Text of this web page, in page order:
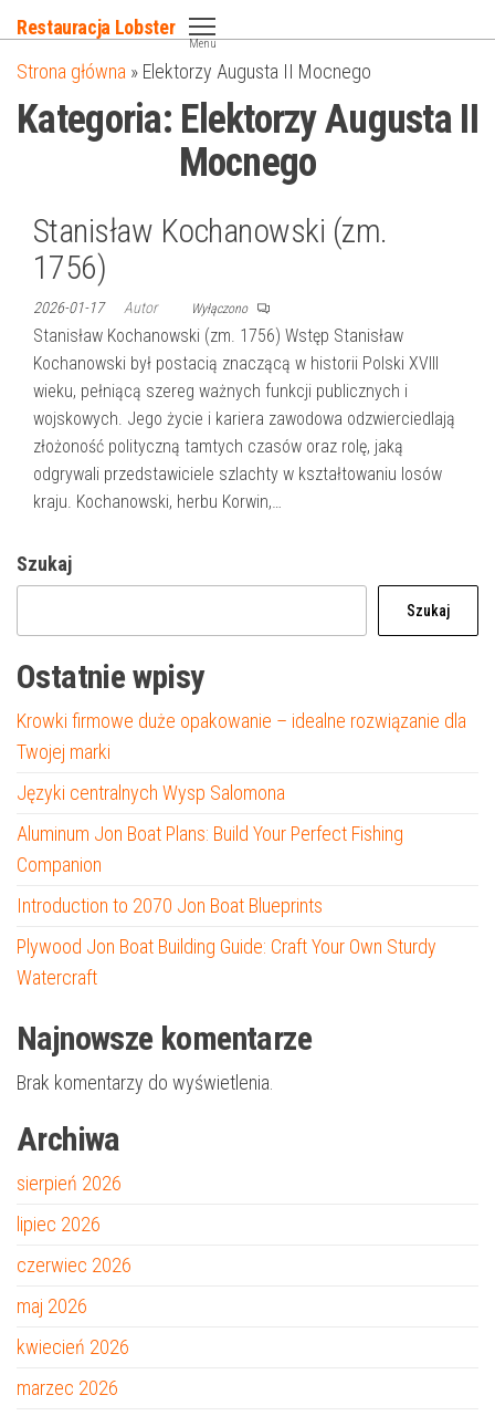
do
treści
Restauracja Lobster
Menu
Strona główna » Elektorzy Augusta II Mocnego
Kategoria: Elektorzy Augusta II
Mocnego
Stanisław Kochanowski (zm.
1756)
2026-01-17 Autor Wyłączono
Stanisław Kochanowski (zm. 1756) Wstęp Stanisław
Kochanowski był postacią znaczącą w historii Polski XVIII
wieku, pełniącą szereg ważnych funkcji publicznych i
wojskowych. Jego życie i kariera zawodowa odzwierciedlają
złożoność polityczną tamtych czasów oraz rolę, jaką
odgrywali przedstawiciele szlachty w kształtowaniu losów
kraju. Kochanowski, herbu Korwin,…
Szukaj
Szukaj
Ostatnie wpisy
Krowki firmowe duże opakowanie – idealne rozwiązanie dla
Twojej marki
Języki centralnych Wysp Salomona
Aluminum Jon Boat Plans: Build Your Perfect Fishing
Companion
Introduction to 2070 Jon Boat Blueprints
Plywood Jon Boat Building Guide: Craft Your Own Sturdy
Watercraft
Najnowsze komentarze
Brak komentarzy do wyświetlenia.
Archiwa
sierpień 2026
lipiec 2026
czerwiec 2026
maj 2026
kwiecień 2026
marzec 2026